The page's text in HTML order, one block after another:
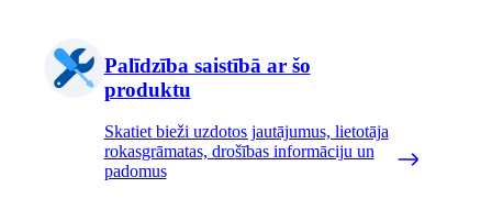
Palīdzība saistībā ar šo
produktu
Skatiet bieži uzdotos jautājumus, lietotāja
rokasgrāmatas, drošības informāciju un
padomus